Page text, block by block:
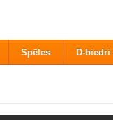
Spēles D-biedri